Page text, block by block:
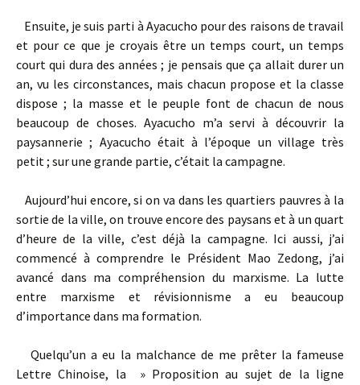
Ensuite, je suis parti à Ayacucho pour des raisons de travail
et pour ce que je croyais être un temps court, un temps
court qui dura des années ; je pensais que ça allait durer un
an, vu les circonstances, mais chacun propose et la classe
dispose ; la masse et le peuple font de chacun de nous
beaucoup de choses. Ayacucho m’a servi à découvrir la
paysannerie ; Ayacucho était à l’époque un village très
petit ; sur une grande partie, c’était la campagne.
Aujourd’hui encore, si on va dans les quartiers pauvres à la
sortie de la ville, on trouve encore des paysans et à un quart
d’heure de la ville, c’est déjà la campagne. Ici aussi, j’ai
commencé à comprendre le Président Mao Zedong, j’ai
avancé dans ma compréhension du marxisme. La lutte
entre marxisme et révisionnisme a eu beaucoup
d’importance dans ma formation.
Quelqu’un a eu la malchance de me prêter la fameuse
Lettre Chinoise, la » Proposition au sujet de la ligne